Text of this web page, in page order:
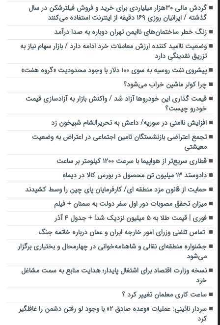
گردش مالی ۳۰هزار میلیاردی برای خرید و فروش فیلترشکن در سال
گذشته / ایرانیان روزی ۱۶۹ دقیقه از اینترنت استفاده می‌کنند
زنگ خطر ساختمان‌های ناایمن تهران دوباره به صدا درآمد
وضعیت نا‌امید کننده ارزش معاملات خرد ادامه دارد / بازار سهام نیاز به
تزریق نقدینگی دارد
پیشروی نفت روسیه به سوی ۱۰۰ دلار با وجود محدودیت «گروه هفت»
چرا کولر ماشین خراب می‌شود؟
قیمت گذاری این خودروها آزاد شد / واکنش بازار به آزادسازی قیمت
خودرو چیست؟
افزایش ناامنی در سوریه/ داعش به تحریرالشام شبیخون زد
تجمع اعتراضی بازنشستگان تامین اجتماعی در اعتراض به وضعیت
معیشتی
قطاری سریع‌تر از هواپیما با سرعت ۱۲۰۰ کیلومتر بر ساعت
دادوستد ۱۳ میلیون تن محصول در بورس کالا در دیماه
حمایت از قانون مزد منطقه ای/ کارفرمایان پای چین را وسط کشیدند
میزان تحقق مصوبات دور اول سفر دولت به سمنان + فیلم
فوری | قیمت طلا به ۵ میلیون نزدیک شد! + جدول ۴ آذر
تماس تلفنی وزرای امور خارجه ایران و عمان درباره خاتمه جنگ
جشنواره منطقه‌ای نقالی و شاهنامه‌خوانی در چهارمحال و بختیاری برگزار
می‌شود
نسخه وزارت اقتصاد برای اشتغال پایدار؛ هدایت منابع به سمت مشاغل
خرد
ساعت کاری معلمان تغییر کرد ؟
سردار نائینی: عملیات «وعده صادق ۲» با وجود لو رفتن دشمن را غافلگیر
کرد